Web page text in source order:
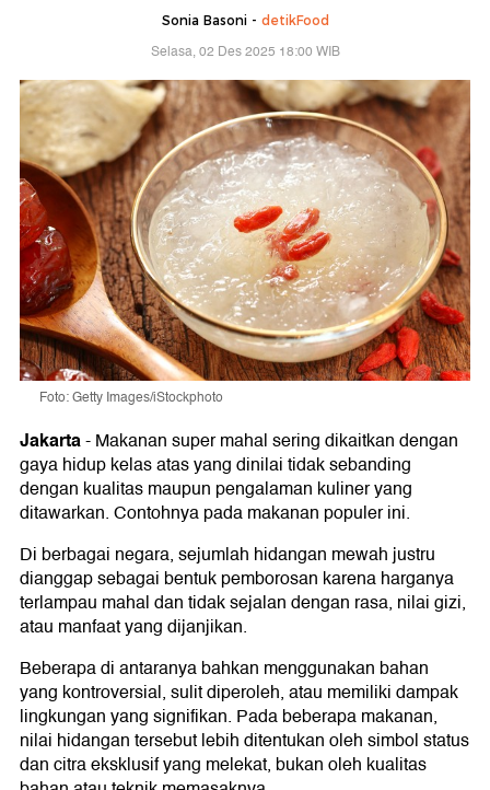
Sonia Basoni - detikFood
Selasa, 02 Des 2025 18:00 WIB
Foto: Getty Images/iStockphoto
Jakarta-Makanan super mahal sering dikaitkan dengan
gaya hidup kelas atas yang dinilai tidak sebanding
dengan kualitas maupun pengalaman kuliner yang
ditawarkan. Contohnya pada makanan populer ini.
Di berbagai negara, sejumlah hidangan mewah justru
dianggap sebagai bentuk pemborosan karena harganya
terlampau mahal dan tidak sejalan dengan rasa, nilai gizi,
atau manfaat yang dijanjikan.
Beberapa di antaranya bahkan menggunakan bahan
yang kontroversial, sulit diperoleh, atau memiliki dampak
lingkungan yang signifikan. Pada beberapa makanan,
nilai hidangan tersebut lebih ditentukan oleh simbol status
dan citra eksklusif yang melekat, bukan oleh kualitas